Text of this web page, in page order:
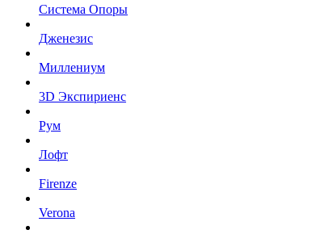
Система Опоры
Дженезис
Миллениум
3D Экспириенс
Рум
Лофт
Firenze
Verona